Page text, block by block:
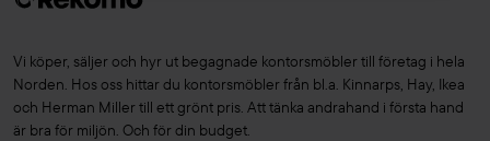
Vi köper, säljer och hyr ut begagnade kontorsmöbler till företag i hela
Norden. Hos oss hittar du kontorsmöbler från bl.a. Kinnarps, Hay, Ikea
och Herman Miller till ett grönt pris. Att tänka andrahand i första hand
är bra för miljön. Och för din budget.